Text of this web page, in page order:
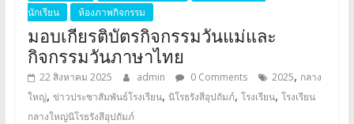
นักเรียน
ห้องภาพกิจกรรม
มอบเกียรติบัตรกิจกรรมวันแม่และ
กิจกรรมวันภาษาไทย
22 สิงหาคม 2025 admin 0 Comments 2025, กลาง
ใหญ่, ข่าวประชาสัมพันธ์โรงเรียน, นิโรธรังสีอุปถัมภ์, โรงเรียน, โรงเรียน
กลางใหญ่นิโรธรังสีอุปถัมภ์